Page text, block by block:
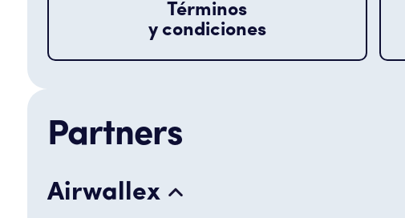
Términos
y condiciones
Partners
Airwallex